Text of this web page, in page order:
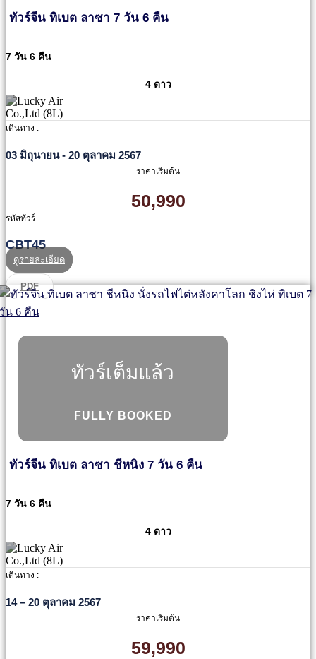
ทัวร์จีน ทิเบต ลาซา 7 วัน 6 คืน
7 วัน 6 คืน
4 ดาว
เดินทาง :
03 มิถุนายน - 20 ตุลาคม 2567
ราคาเริ่มต้น
50,990
รหัสทัวร์
CBT45
ดูรายละเอียด
PDF
ทัวร์เต็มแล้ว
FULLY BOOKED
ทัวร์จีน ทิเบต ลาซา ชีหนิง 7 วัน 6 คืน
7 วัน 6 คืน
4 ดาว
เดินทาง :
14 – 20 ตุลาคม 2567
ราคาเริ่มต้น
59,990